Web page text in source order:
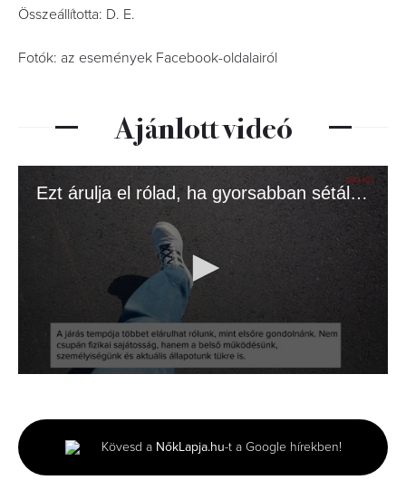
Összeállította: D. E.
Fotók: az események Facebook-oldalairól
Ajánlott videó
Ezt árulja el rólad, ha gyorsabban sétálsz az átlagnál
minute,
52
seconds
Kövesd a NőkLapja.hu-t a Google hírekben!